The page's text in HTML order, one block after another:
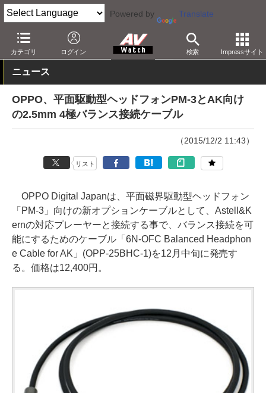
Powered by Translate
カテゴリ ログイン 検索 Impressサイト
AV Watch 製品 ヘッドフォン OPPO
ニュース
OPPO、平面駆動型ヘッドフォンPM-3とAK向け
の2.5mm 4極バランス接続ケーブル
（2015/12/2 11:43）
リスト
OPPO Digital Japanは、平面磁界駆動型ヘッドフォン
「PM-3」向けの新オプションケーブルとして、Astell&K
ernの対応プレーヤーと接続する事で、バランス接続を可
能にするためのケーブル「6N-OFC Balanced Headphon
e Cable for AK」(OPP-25BHC-1)を12月中旬に発売す
る。価格は12,400円。